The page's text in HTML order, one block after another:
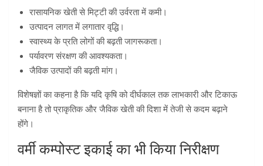
रासायनिक खेती से मिट्टी की उर्वरता में कमी।
उत्पादन लागत में लगातार वृद्धि।
स्वास्थ्य के प्रति लोगों की बढ़ती जागरूकता।
पर्यावरण संरक्षण की आवश्यकता।
जैविक उत्पादों की बढ़ती मांग।
विशेषज्ञों का कहना है कि यदि कृषि को दीर्घकाल तक लाभकारी और टिकाऊ
बनाना है तो प्राकृतिक और जैविक खेती की दिशा में तेजी से कदम बढ़ाने
होंगे।
वर्मी कम्पोस्ट इकाई का भी किया निरीक्षण